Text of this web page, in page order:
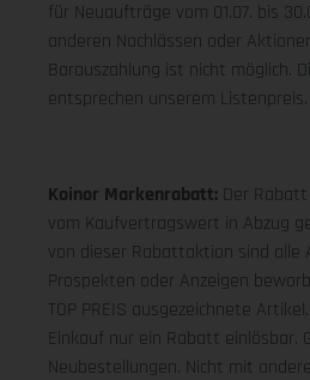
für Neuaufträge vom 01.07. bis
anderen Nachlässen oder
Barauszahlung ist nicht möglich.
entsprechen unserem Listenpreis.
Koinor Markenrabatt: Der
vom Kaufvertragswert in Abzug
von dieser Rabattaktion sind alle
Prospekten oder Anzeigen
TOP PREIS ausgezeichnete
Einkauf nur ein Rabatt einlösbar.
Neubestellungen. Nicht mit